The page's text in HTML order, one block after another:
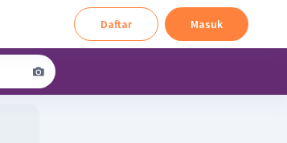
Daftar Masuk